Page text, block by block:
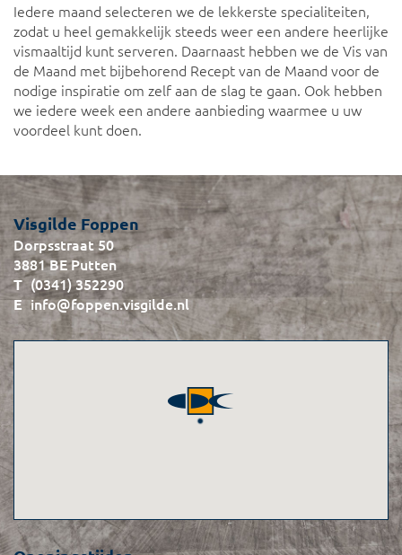
Iedere maand selecteren we de lekkerste specialiteiten,
zodat u heel gemakkelijk steeds weer een andere heerlijke
vismaaltijd kunt serveren. Daarnaast hebben we de Vis van
de Maand met bijbehorend Recept van de Maand voor de
nodige inspiratie om zelf aan de slag te gaan. Ook hebben
we iedere week een andere aanbieding waarmee u uw
voordeel kunt doen.
Visgilde Foppen
Dorpsstraat 50
3881 BE Putten
(0341) 352290
info@foppen.visgilde.nl